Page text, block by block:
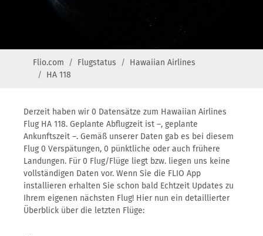
Flio.com Flugstatus
Hawaiian Airlines
HA 118
Derzeit haben wir 0 Datensätze zum Hawaiian Airlines
Flug HA 118. Geplante Abflugzeit ist –, geplante
Ankunftszeit –. Gemäß unserer Daten gab es bei diesem
Flug 0 Verspätungen, 0 pünktliche oder auch frühere
Landungen. Für 0 Flug/Flüge liegt bzw. liegen uns keine
vollständigen Daten vor. Wenn Sie die FLIO App
installieren erhalten Sie schon bald Echtzeit Updates zu
Ihrem eigenen nächsten Flug! Hier nun ein detaillierter
Überblick über die letzten Flüge: